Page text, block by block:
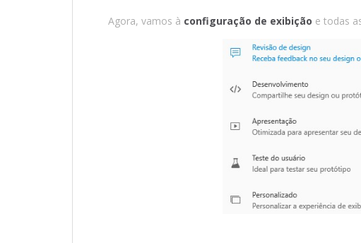
Agora, vamos à configuração de exibição e todas